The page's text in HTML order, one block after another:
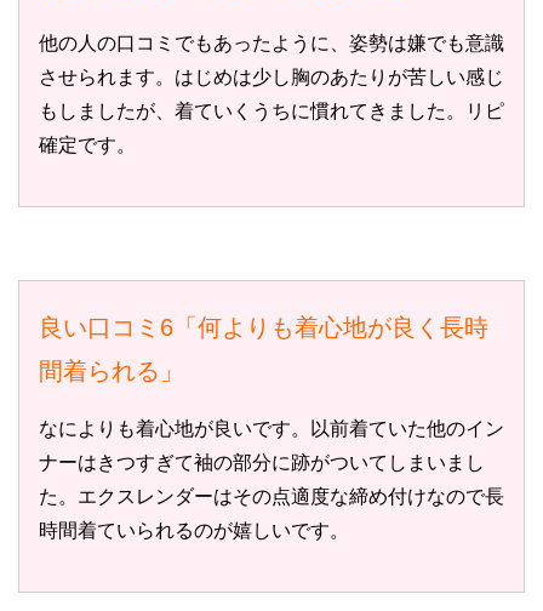
他の人の口コミでもあったように、姿勢は嫌でも意識
させられます。はじめは少し胸のあたりが苦しい感じ
もしましたが、着ていくうちに慣れてきました。リピ
確定です。
良い口コミ6「何よりも着心地が良く長時
間着られる」
なによりも着心地が良いです。以前着ていた他のイン
ナーはきつすぎて袖の部分に跡がついてしまいまし
た。エクスレンダーはその点適度な締め付けなので長
時間着ていられるのが嬉しいです。